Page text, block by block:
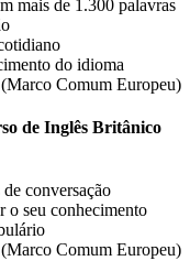
mais de 1.300 palavras
do idioma
Comum Europeu)
de Inglês Britânico
conversação
o seu conhecimento
Comum Europeu)